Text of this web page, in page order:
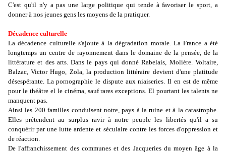
C'est qu'il n'y a pas une large politique qui tende à favoriser le sport, a
donner à nos jeunes gens les moyens de la pratiquer.
Décadence culturelle
La décadence culturelle s'ajoute à la dégradation morale. La France a été
longtemps un centre de rayonnement dans le domaine de la pensée, de la
littérature et des arts. Dans le pays qui donné Rabelais, Molière. Voltaire,
Balzac, Victor Hugo, Zola, la production littéraire devient d'une platitude
désespérante. La pornographie le dispute aux niaiseries. Il en est de même
pour le théâtre el le cinéma, sauf rares exceptions. El pourtant les talents ne
manquent pas.
Ainsi les 200 familles conduisent notre, pays à la ruine et à la catastrophe.
Elles prétendent au surplus ravir à notre peuple les libertés qu'il a su
conquérir par une lutte ardente et séculaire contre les forces d'oppression et
de réaction.
De l'affranchissement des communes et des Jacqueries du moyen âge à la